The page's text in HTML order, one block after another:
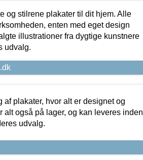
og stilrene plakater til dit hjem. Alle
enten med eget design
illustrationer fra dygtige kunstnere
udvalg.
plakater, hvor alt er designet og
alt også på lager, og kan leveres inden
udvalg.